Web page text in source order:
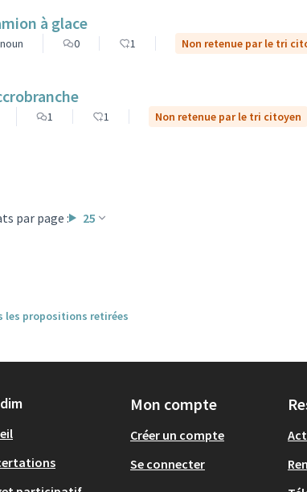
à glace
0 1 Non retenue par le tri
1 1 Non retenue par le tri citoyen
par page : 25
les propositions retirées
Mon compte
Créer un compte
Se connecter